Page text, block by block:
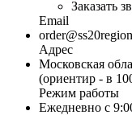
Заказать
Email
Адрес
Московская
(ориентир - в
Режим работы
Ежедневно с